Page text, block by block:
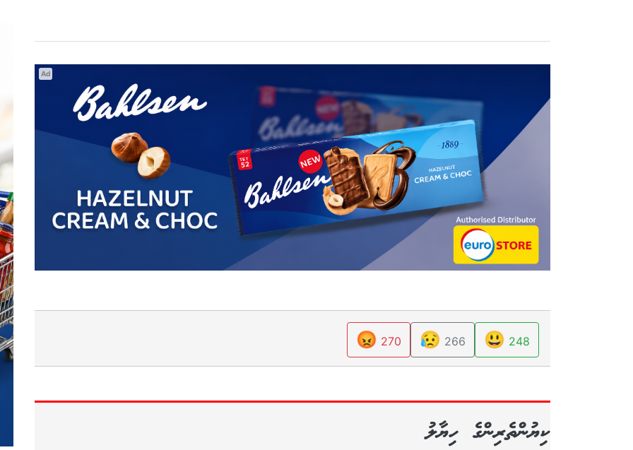
Ad
248
😃
266
😥
270
😡
ކިޔުންތެރިންގެ ހިޔާލު